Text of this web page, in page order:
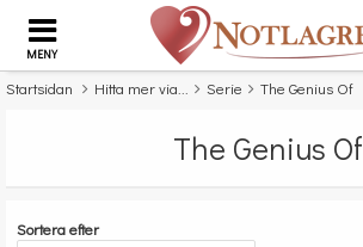
MENY
Startsidan Hitta mer via... Serie The Genius Of
The Genius Of
Sortera efter